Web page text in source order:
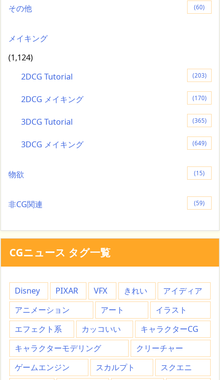
その他 (60)
メイキング
(1,124)
2DCG Tutorial
(203)
2DCG メイキング (170)
3DCG Tutorial (365)
3DCG メイキング (649)
物欲 (15)
非CG関連 (59)
CGニュース タグ一覧
Disney PIXAR VFX きれい
アイディア
アニメーション
アート
イラスト
エフェクト系
カッコいい
キャラクターCG
キャラクターモデリング
クリーチャー
ゲームエンジン
スカルプト
スクエニ